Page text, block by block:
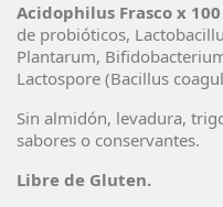
Acidophilus Frasco x
de probióticos,
Plantarum,
Lactospore (Bacillus
Sin almidón, levadura,
sabores o conservantes.
Libre de Gluten.